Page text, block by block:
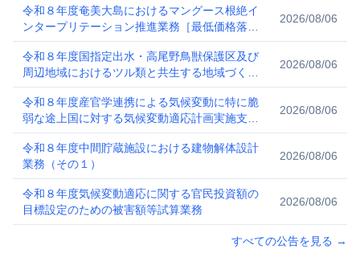
令和８年度奄美大島におけるマングース根絶イ
ンタープリテーション推進業務［最低価格落札
方式］
2026/08/06
令和８年度国指定出水・高尾野鳥獣保護区及び
周辺地域におけるツル類と共生する地域づくり
業務
2026/08/06
令和８年度産官学連携による気候変動に特に脆
弱な途上国に対する気候変動適応計画実施支援
業務[総合評価落札方式]
2026/08/06
令和８年度中間貯蔵施設における建物解体設計
業務（その１）
2026/08/06
令和８年度気候変動適応に関する官民投資額の
目標設定のための被害額等試算業務
2026/08/06
すべての公告を見る →